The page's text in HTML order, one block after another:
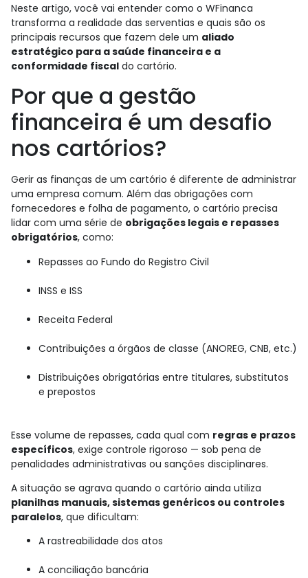
Neste artigo, você vai entender como o WFinanca
transforma a realidade das serventias e quais são os
principais recursos que fazem dele um aliado
estratégico para a saúde financeira e a
conformidade fiscal do cartório.
Por que a gestão
financeira é um desafio
nos cartórios?
Gerir as finanças de um cartório é diferente de administrar
uma empresa comum. Além das obrigações com
fornecedores e folha de pagamento, o cartório precisa
lidar com uma série de obrigações legais e repasses
obrigatórios, como:
Repasses ao Fundo do Registro Civil
INSS e ISS
Receita Federal
Contribuições a órgãos de classe (ANOREG, CNB, etc.)
Distribuições obrigatórias entre titulares, substitutos
e prepostos
Esse volume de repasses, cada qual com regras e prazos
específicos, exige controle rigoroso — sob pena de
penalidades administrativas ou sanções disciplinares.
A situação se agrava quando o cartório ainda utiliza
planilhas manuais, sistemas genéricos ou controles
paralelos, que dificultam:
A rastreabilidade dos atos
A conciliação bancária